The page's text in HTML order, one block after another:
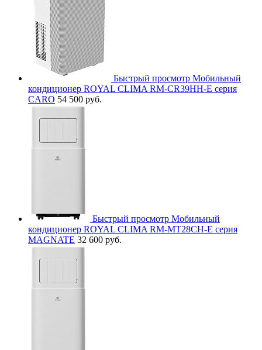
Быстрый просмотр Мобильный
кондиционер ROYAL CLIMA RM-CR39HH-E серия
CARO 54 500 руб.
Быстрый просмотр Мобильный
кондиционер ROYAL CLIMA RM-MT28CH-E серия
MAGNATE 32 600 руб.